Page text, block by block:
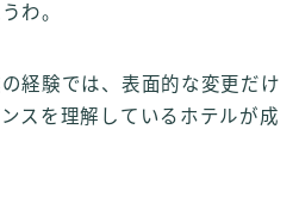
わ。
経験では、表面的な変更だけ
スを理解しているホテルが成